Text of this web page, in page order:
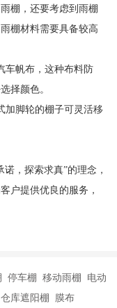
棚，还要考虑到雨棚
棚材料需要具备较高
车帆布，这种布料防
择颜色。
加脚轮的棚子可灵活移
，探索求真”的理念，
户提供优良的服务，
停车棚 移动雨棚 电动
库遮阳棚 膜布